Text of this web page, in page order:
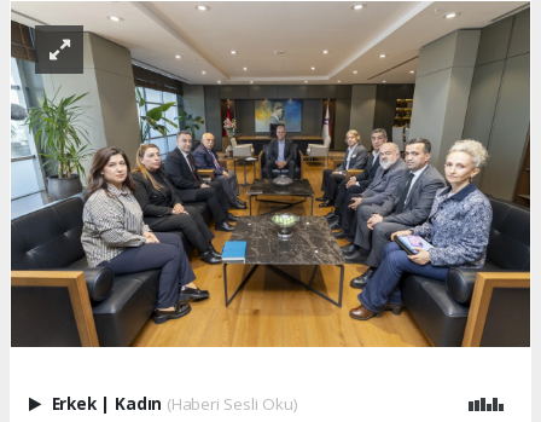
Erkek Kadın (Haberi Sesli Oku)